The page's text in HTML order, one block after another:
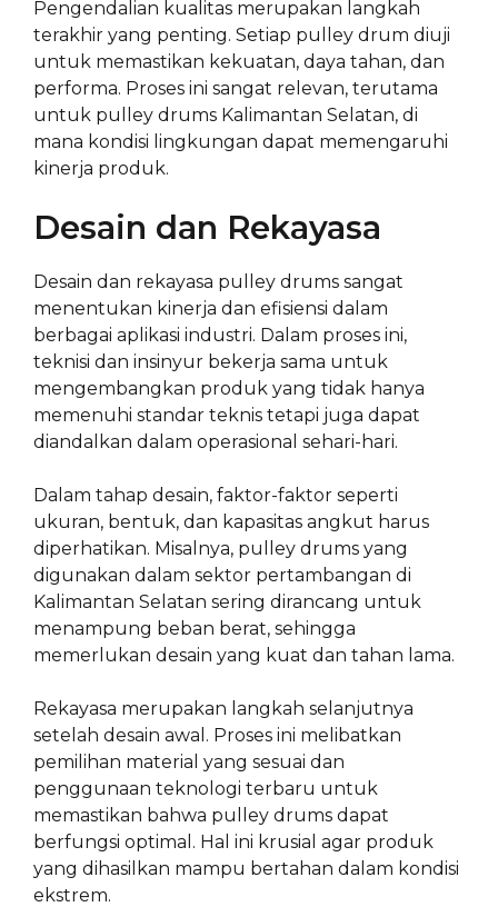
Pengendalian kualitas merupakan langkah
terakhir yang penting. Setiap pulley drum diuji
untuk memastikan kekuatan, daya tahan, dan
performa. Proses ini sangat relevan, terutama
untuk pulley drums Kalimantan Selatan, di
mana kondisi lingkungan dapat memengaruhi
kinerja produk.
Desain dan Rekayasa
Desain dan rekayasa pulley drums sangat
menentukan kinerja dan efisiensi dalam
berbagai aplikasi industri. Dalam proses ini,
teknisi dan insinyur bekerja sama untuk
mengembangkan produk yang tidak hanya
memenuhi standar teknis tetapi juga dapat
diandalkan dalam operasional sehari-hari.
Dalam tahap desain, faktor-faktor seperti
ukuran, bentuk, dan kapasitas angkut harus
diperhatikan. Misalnya, pulley drums yang
digunakan dalam sektor pertambangan di
Kalimantan Selatan sering dirancang untuk
menampung beban berat, sehingga
memerlukan desain yang kuat dan tahan lama.
Rekayasa merupakan langkah selanjutnya
setelah desain awal. Proses ini melibatkan
pemilihan material yang sesuai dan
penggunaan teknologi terbaru untuk
memastikan bahwa pulley drums dapat
berfungsi optimal. Hal ini krusial agar produk
yang dihasilkan mampu bertahan dalam kondisi
ekstrem.